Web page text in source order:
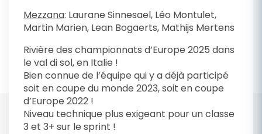
Mezzana: Laurane Sinnesael, Léo Montulet,
Martin Marien, Lean Bogaerts, Mathijs Mertens
Rivière des championnats d’Europe 2025 dans
le val di sol, en Italie !
Bien connue de l’équipe qui y a déjà participé
soit en coupe du monde 2023, soit en coupe
d’Europe 2022 !
Niveau technique plus exigeant pour un classe
3 et 3+ sur le sprint !